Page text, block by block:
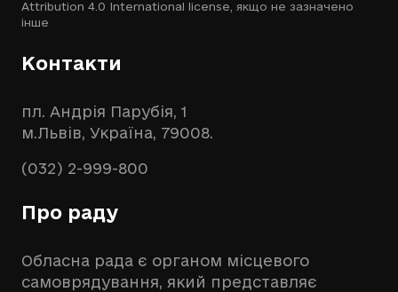
Attribution 4.0 International license , якщо не зазначено
інше
Контакти
пл. Андрія Парубія, 1
м.Львів, Україна, 79008.
(032) 2-999-800
Про раду
Обласна рада є органом місцевого
самоврядування, який представляє